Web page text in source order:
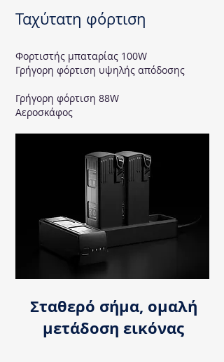
Ταχύτατη φόρτιση
Φορτιστής μπαταρίας 100W
Γρήγορη φόρτιση υψηλής απόδοσης
Γρήγορη φόρτιση 88W
Αεροσκάφος
Σταθερό σήμα, ομαλή
μετάδοση εικόνας